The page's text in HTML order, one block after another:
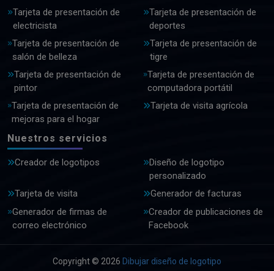
Tarjeta de presentación de
electricista
Tarjeta de presentación de
deportes
Tarjeta de presentación de
salón de belleza
Tarjeta de presentación de
tigre
Tarjeta de presentación de
pintor
Tarjeta de presentación de
computadora portátil
Tarjeta de presentación de
mejoras para el hogar
Tarjeta de visita agrícola
Nuestros servicios
Creador de logotipos
Diseño de logotipo
personalizado
Tarjeta de visita
Generador de facturas
Generador de firmas de
correo electrónico
Creador de publicaciones de
Facebook
Copyright © 2026 Dibujar diseño de logotipo